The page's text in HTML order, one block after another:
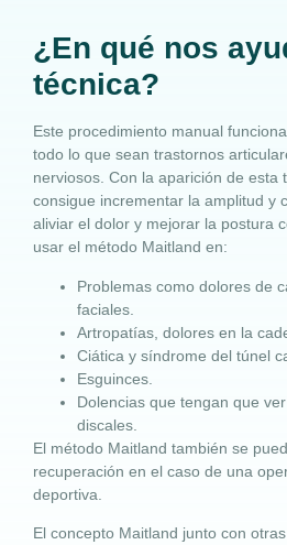
¿En qué nos
técnica?
Este procedimiento manual
todo lo que sean trastornos
nerviosos. Con la aparición de esta
consigue incrementar la amplitud y
aliviar el dolor y mejorar la postura
usar el método Maitland en:
Problemas como dolores de
faciales.
Artropatías, dolores en la
Ciática y síndrome del túnel
Esguinces.
Dolencias que tengan que
discales.
El método Maitland también se
recuperación en el caso de una
deportiva.
El concepto Maitland junto con